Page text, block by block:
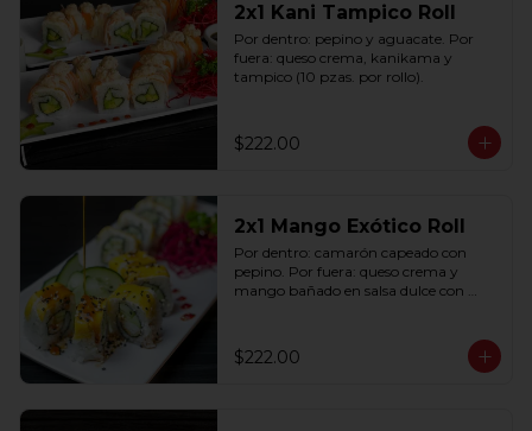
2x1 Kani Tampico Roll
Por dentro: pepino y aguacate. Por
fuera: queso crema, kanikama y
tampico (10 pzas. por rollo).
$222.00
2x1 Mango Exótico Roll
Por dentro: camarón capeado con
pepino. Por fuera: queso crema y
mango bañado en salsa dulce con
$222.00